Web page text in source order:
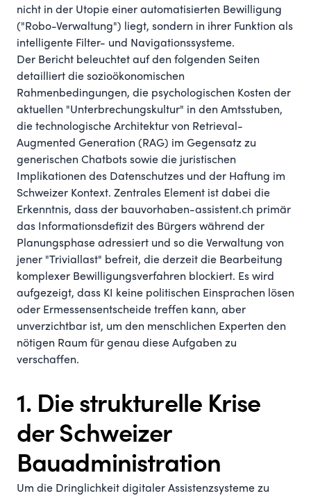
nicht in der Utopie einer automatisierten Bewilligung
("Robo-Verwaltung") liegt, sondern in ihrer Funktion als
intelligente Filter- und Navigationssysteme.
Der Bericht beleuchtet auf den folgenden Seiten
detailliert die sozioökonomischen
Rahmenbedingungen, die psychologischen Kosten der
aktuellen "Unterbrechungskultur" in den Amtsstuben,
die technologische Architektur von Retrieval-
Augmented Generation (RAG) im Gegensatz zu
generischen Chatbots sowie die juristischen
Implikationen des Datenschutzes und der Haftung im
Schweizer Kontext. Zentrales Element ist dabei die
Erkenntnis, dass der bauvorhaben-assistent.ch primär
das Informationsdefizit des Bürgers während der
Planungsphase adressiert und so die Verwaltung von
jener "Triviallast" befreit, die derzeit die Bearbeitung
komplexer Bewilligungsverfahren blockiert. Es wird
aufgezeigt, dass KI keine politischen Einsprachen lösen
oder Ermessensentscheide treffen kann, aber
unverzichtbar ist, um den menschlichen Experten den
nötigen Raum für genau diese Aufgaben zu
verschaffen.
1. Die strukturelle Krise
der Schweizer
Bauadministration
Um die Dringlichkeit digitaler Assistenzsysteme zu